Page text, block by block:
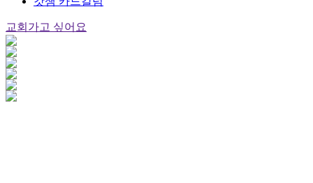
교회가고 싶어요